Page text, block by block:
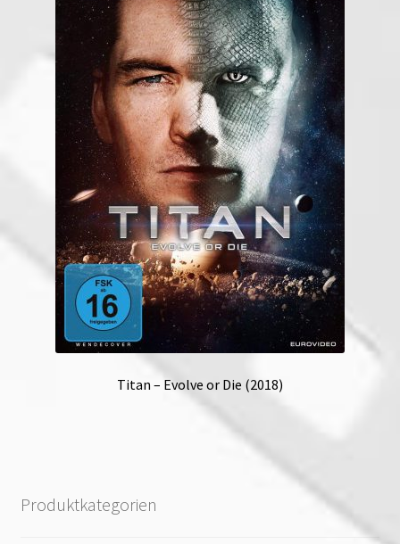
Titan – Evolve or Die (2018)
Produktkategorien